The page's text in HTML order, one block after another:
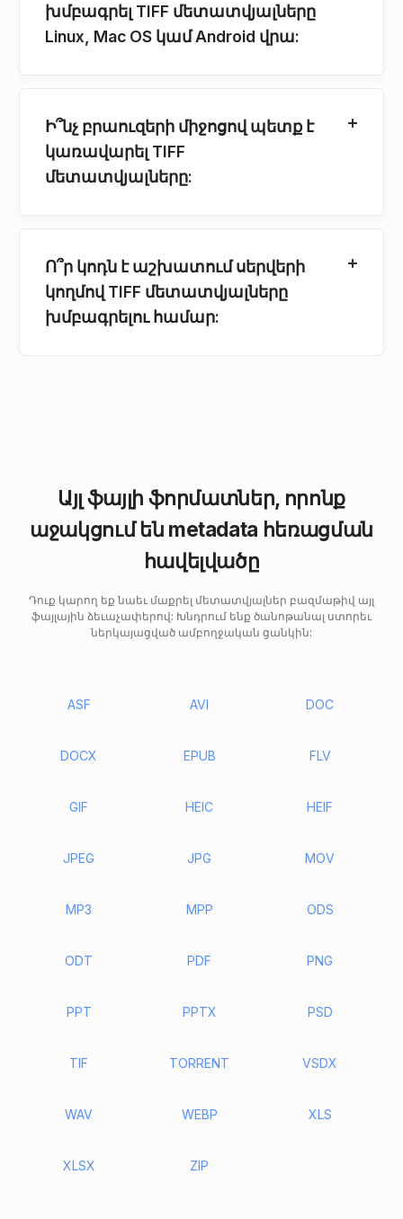
խմբագրել TIFF մետատվյալները
Linux, Mac OS կամ Android վրա:
Ի՞նչ բրաուզերի միջոցով պետք է
կառավարել TIFF
մետատվյալները:
Ո՞ր կոդն է աշխատում սերվերի
կողմով TIFF մետատվյալները
խմբագրելու համար:
Այլ ֆայլի ֆորմատներ, որոնք
աջակցում են metadata հեռացման
հավելվածը
Դուք կարող եք նաեւ մաքրել մետատվյալներ բազմաթիվ այլ
ֆայլային ձեւաչափերով: Խնդրում ենք ծանոթանալ ստորեւ
ներկայացված ամբողջական ցանկին:
ASF AVI DOC
DOCX EPUB FLV
GIF HEIC HEIF
JPEG JPG MOV
MP3 MPP ODS
ODT PDF PNG
PPT PPTX PSD
TIF TORRENT VSDX
WAV WEBP XLS
XLSX ZIP